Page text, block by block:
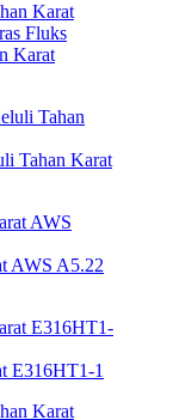
Karat
Tahan Karat
AWS A5.22
E316HT1-1